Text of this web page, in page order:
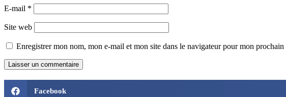
E-mail *
Site web
Enregistrer mon nom, mon e-mail et mon site dans le navigateur pour mon prochain
Facebook